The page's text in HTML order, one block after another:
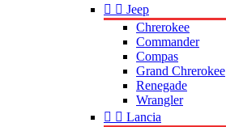
  Jeep
Chrerokee
Commander
Compas
Grand Chrerokee
Renegade
Wrangler
  Lancia